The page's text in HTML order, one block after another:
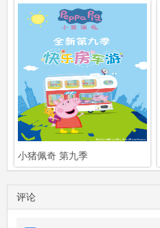
小猪佩奇 第九季
评论